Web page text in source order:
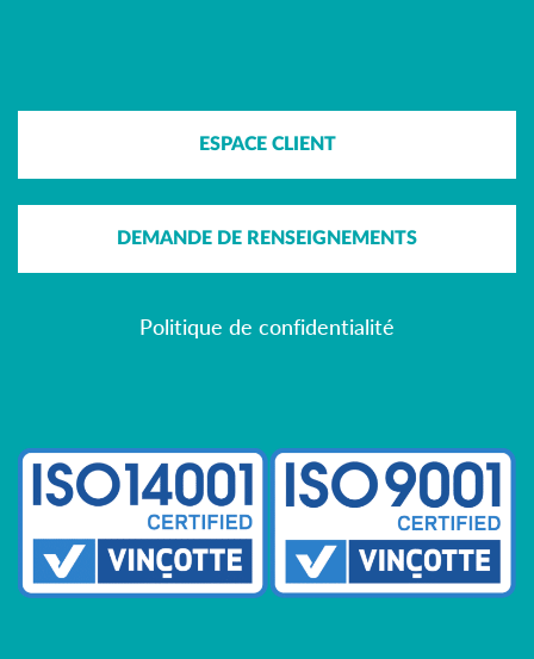
ESPACE CLIENT
DEMANDE DE RENSEIGNEMENTS
Politique de confidentialité